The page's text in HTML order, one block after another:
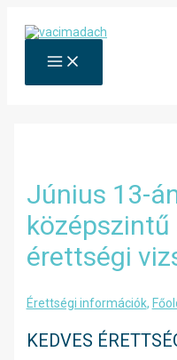
content
MAIN
MENU
Június 13-
középszintű
érettségi
Érettségi információk,
KEDVES